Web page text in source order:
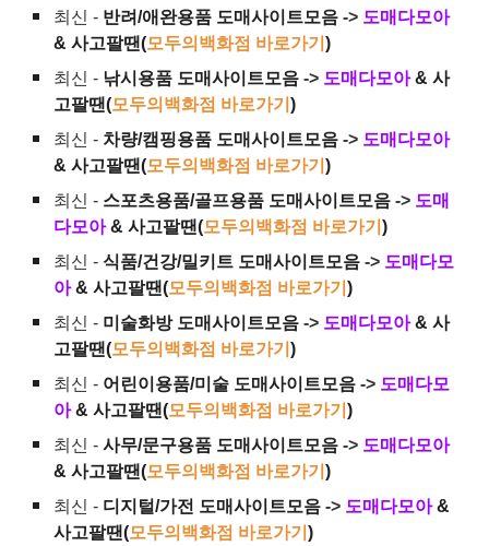
최신 - 반려/애완용품 도매사이트모음 -> 도매다모아
& 사고팔땐(모두의백화점 바로가기)
최신 - 낚시용품 도매사이트모음 -> 도매다모아 & 사
고팔땐(모두의백화점 바로가기)
최신 - 차량/캠핑용품 도매사이트모음 -> 도매다모아
& 사고팔땐(모두의백화점 바로가기)
최신 - 스포츠용품/골프용품 도매사이트모음 -> 도매
다모아 & 사고팔땐(모두의백화점 바로가기)
최신 - 식품/건강/밀키트 도매사이트모음 -> 도매다모
아 & 사고팔땐(모두의백화점 바로가기)
최신 - 미술화방 도매사이트모음 -> 도매다모아 & 사
고팔땐(모두의백화점 바로가기)
최신 - 어린이용품/미술 도매사이트모음 -> 도매다모
아 & 사고팔땐(모두의백화점 바로가기)
최신 -사무/문구용품 도매사이트모음 -> 도매다모아
& 사고팔땐(모두의백화점 바로가기)
최신 - 디지털/가전 도매사이트모음 -> 도매다모아 &
사고팔땐(모두의백화점 바로가기)